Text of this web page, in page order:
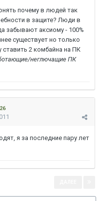
почему в людей так
в защите? Люди в
забывают аксиому - 100%
существует но только
2 комбайна на ПК
неглючащие ПК
я за последние пару лет